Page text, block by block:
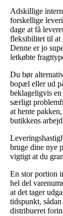
Adskillige
forskellige
dage at få
fleksibilitet til at
Denne er jo
letkøbte
Du bør
bopæl eller ud
beklageligvis
særligt
at hente
butikkens
bruge dine nye
vigtigt at du
En stor portion
hel del
at det tager
tidspunkt,
distribueret